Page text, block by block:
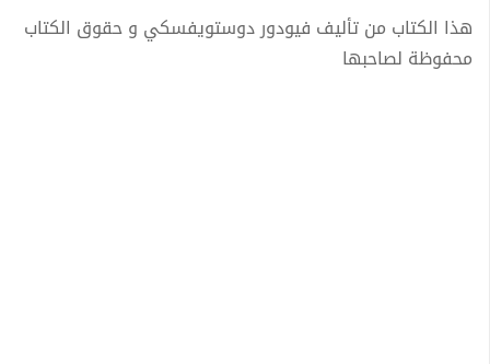
هذا الكتاب من تأليف فيودور دوستويفسكي و حقوق الكتاب
محفوظة لصاحبها